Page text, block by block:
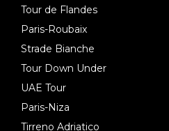
Tour de Flandes
Paris-Roubaix
Strade Bianche
Tour Down Under
UAE Tour
Paris-Niza
Tirreno Adriatico